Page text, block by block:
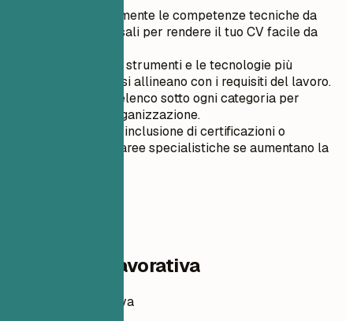
Separa chiaramente le competenze tecniche da
quelle trasversali per rendere il tuo CV facile da
Elenca solo gli strumenti e le tecnologie più
pertinenti che si allineano con i requisiti del lavoro.
Utilizza punti elenco sotto ogni categoria per
chiarezza e organizzazione.
Dai priorità all'inclusione di certificazioni o
formazione in aree specialistiche se aumentano la
Esperienza lavorativa
Esperienza lavorativa